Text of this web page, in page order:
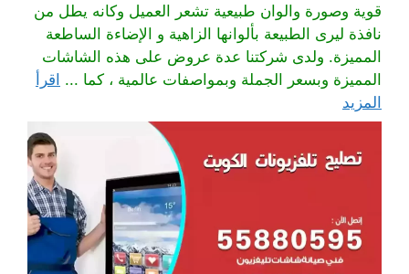
قوية وصورة والوان طبيعية تشعر العميل وكانه يطل من
نافذة ليرى الطبيعة بألوانها الزاهية و الإضاءة الساطعة
المميزة. ولدى شركتنا عدة عروض على هذه الشاشات
المميزة وبسعر الجملة وبمواصفات عالمية ، كما ... اقرأ
المزيد